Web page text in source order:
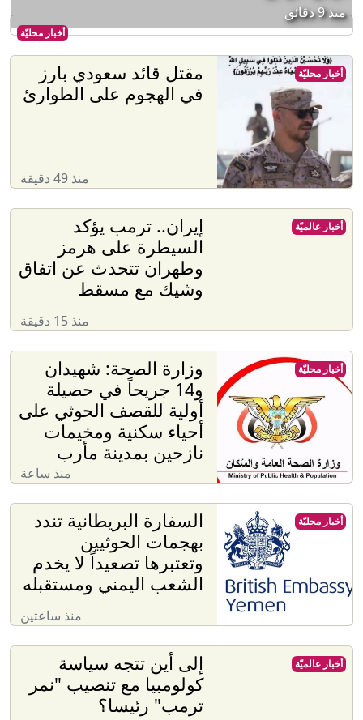
أخبار محليّة
منذ 9 دقائق
مقتل قائد سعودي بارز
في الهجوم على الطوارئ
منذ 49 دقيقة
أخبار محليّة
إيران.. ترمب يؤكد
السيطرة على هرمز
وطهران تتحدث عن اتفاق
وشيك مع مسقط
منذ 15 دقيقة
أخبار عالميّة
وزارة الصحة: شهيدان
و14 جريحاً في حصيلة
أولية للقصف الحوثي على
أحياء سكنية ومخيمات
نازحين بمدينة مأرب
منذ ساعة
أخبار محليّة
السفارة البريطانية تندد
بهجمات الحوثيين
وتعتبرها تصعيداً لا يخدم
الشعب اليمني ومستقبله
منذ ساعتين
أخبار محليّة
إلى أين تتجه سياسة
كولومبيا مع تنصيب "نمر
ترمب" رئيسا؟
أخبار عالميّة